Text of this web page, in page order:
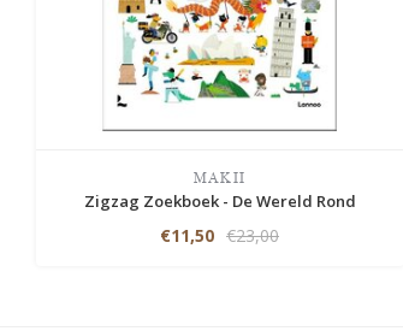
MAKII
Zigzag Zoekboek - De Wereld Rond
€11,50 €23,00